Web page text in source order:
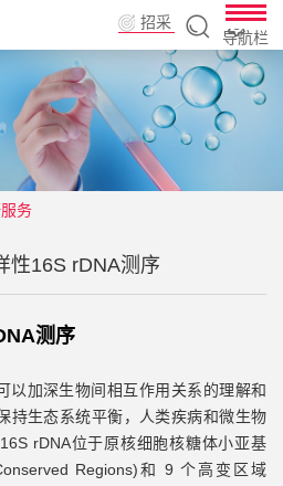
招采
导航栏
务
性16S rDNA测序
测序
以加深生物间相互作用关系的理解和
持生态系统平衡，人类疾病和微生物
rDNA位于原核细胞核糖体小亚基
Regions)和 9 个高变区域